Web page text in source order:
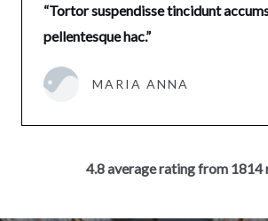
“Tortor suspendisse tincidunt
pellentesque hac.”
MARIA ANNA
4.8 average rating from 1814